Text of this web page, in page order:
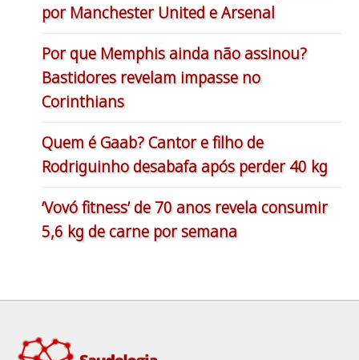
por Manchester United e Arsenal
Por que Memphis ainda não assinou?
Bastidores revelam impasse no
Corinthians
Quem é Gaab? Cantor e filho de
Rodriguinho desabafa após perder 40 kg
‘Vovó fitness’ de 70 anos revela consumir
5,6 kg de carne por semana